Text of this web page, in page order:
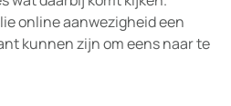
online aanwezigheid een
kunnen zijn om eens naar te